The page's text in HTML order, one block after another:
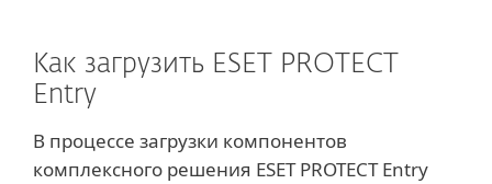
Как загрузить ESET PROTECT
Entry
В процессе загрузки компонентов
комплексного решения ESET PROTECT Entry